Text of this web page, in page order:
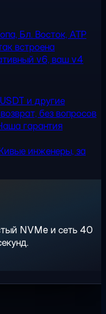
Бл. Восток, АТР
встроена
v6, ваш v4
и другие
без вопросов
гарантия
инженеры, за
NVMe и сеть 40